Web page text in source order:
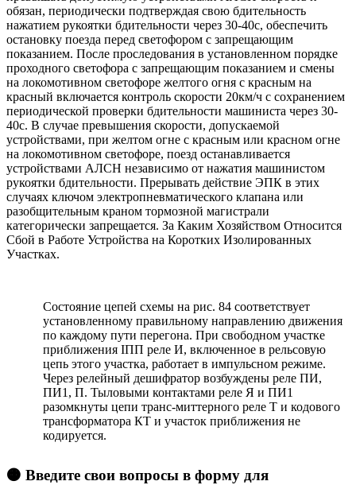
обязан, периодически подтверждая свою бдительность
нажатием рукоятки бдительности через 30-40с, обеспечить
остановку поезда перед светофором с запрещающим
показанием. После проследования в установленном порядке
проходного светофора с запрещающим показанием и смены
на локомотивном светофоре желтого огня с красным на
красный включается контроль скорости 20км/ч с сохранением
периодической проверки бдительности машиниста через 30-
40с. В случае превышения скорости, допускаемой
устройствами, при желтом огне с красным или красном огне
на локомотивном светофоре, поезд останавливается
устройствами АЛСН независимо от нажатия машинистом
рукоятки бдительности. Прерывать действие ЭПК в этих
случаях ключом электропневматического клапана или
разобщительным краном тормозной магистрали
категорически запрещается. За Каким Хозяйством Относится
Сбой в Работе Устройства на Коротких Изолированных
Участках.
Состояние цепей схемы на рис. 84 соответствует
установленному правильному направлению движения
по каждому пути перегона. При свободном участке
приближения ІПП реле И, включенное в рельсовую
цепь этого участка, работает в импульсном режиме.
Через релейный дешифратор возбуждены реле ПИ,
ПИ1, П. Тыловыми контактами реле Я и ПИ1
разомкнуты цепи транс-миттерного реле Т и кодового
трансформатора КТ и участок приближения не
кодируется.
🟠 Введите свои вопросы в форму для